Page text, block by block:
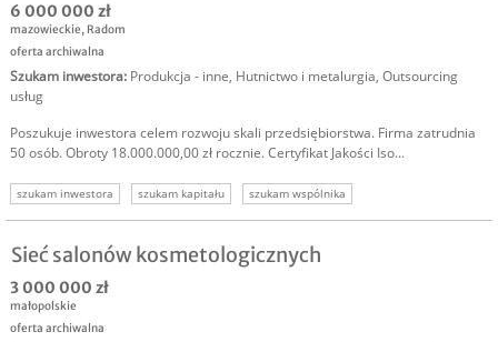
6 000 000 zł
mazowieckie, Radom
oferta archiwalna
Szukam inwestora: Produkcja - inne, Hutnictwo i metalurgia, Outsourcing
usług
Poszukuje inwestora celem rozwoju skali przedsiębiorstwa. Firma zatrudnia
50 osób. Obroty 18.000.000,00 zł rocznie. Certyfikat Jakości Iso...
szukam inwestora szukam kapitału
szukam wspólnika
inwestycja w biznes
inwestycja w firmę
Sieć salonów kosmetologicznych
3 000 000 zł
małopolskie
oferta archiwalna